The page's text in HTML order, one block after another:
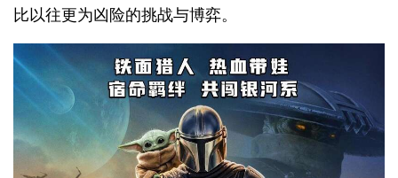
比以往更为凶险的挑战与博弈。